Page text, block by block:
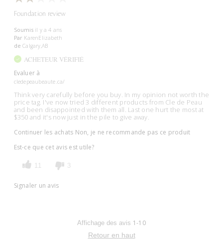
Foundation review
Soumis il y a 4 ans
Par KarenElizabeth
de Calgary,AB
ACHETEUR VÉRIFIÉ
Evaluer à
cledepeaubeaute.ca/
Think very carefully before you buy. In my opinion not worth the
price tag. I've now tried 3 different products from Cle de Peau
and been disappointed with them all. Last one hurt the most at
$350 and it's now just in the pile to give away.
Continuer les achats Non, je ne recommande pas ce produit
Est-ce que cet avis est utile?
11 3
Signaler un avis
Affichage des avis 1-10
Retour en haut